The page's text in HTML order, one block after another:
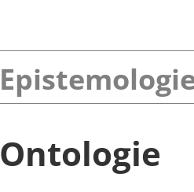
Ontologie